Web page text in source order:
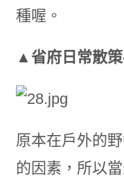
種喔。
▲ 省府日常散
原本在戶外的
的因素，所以